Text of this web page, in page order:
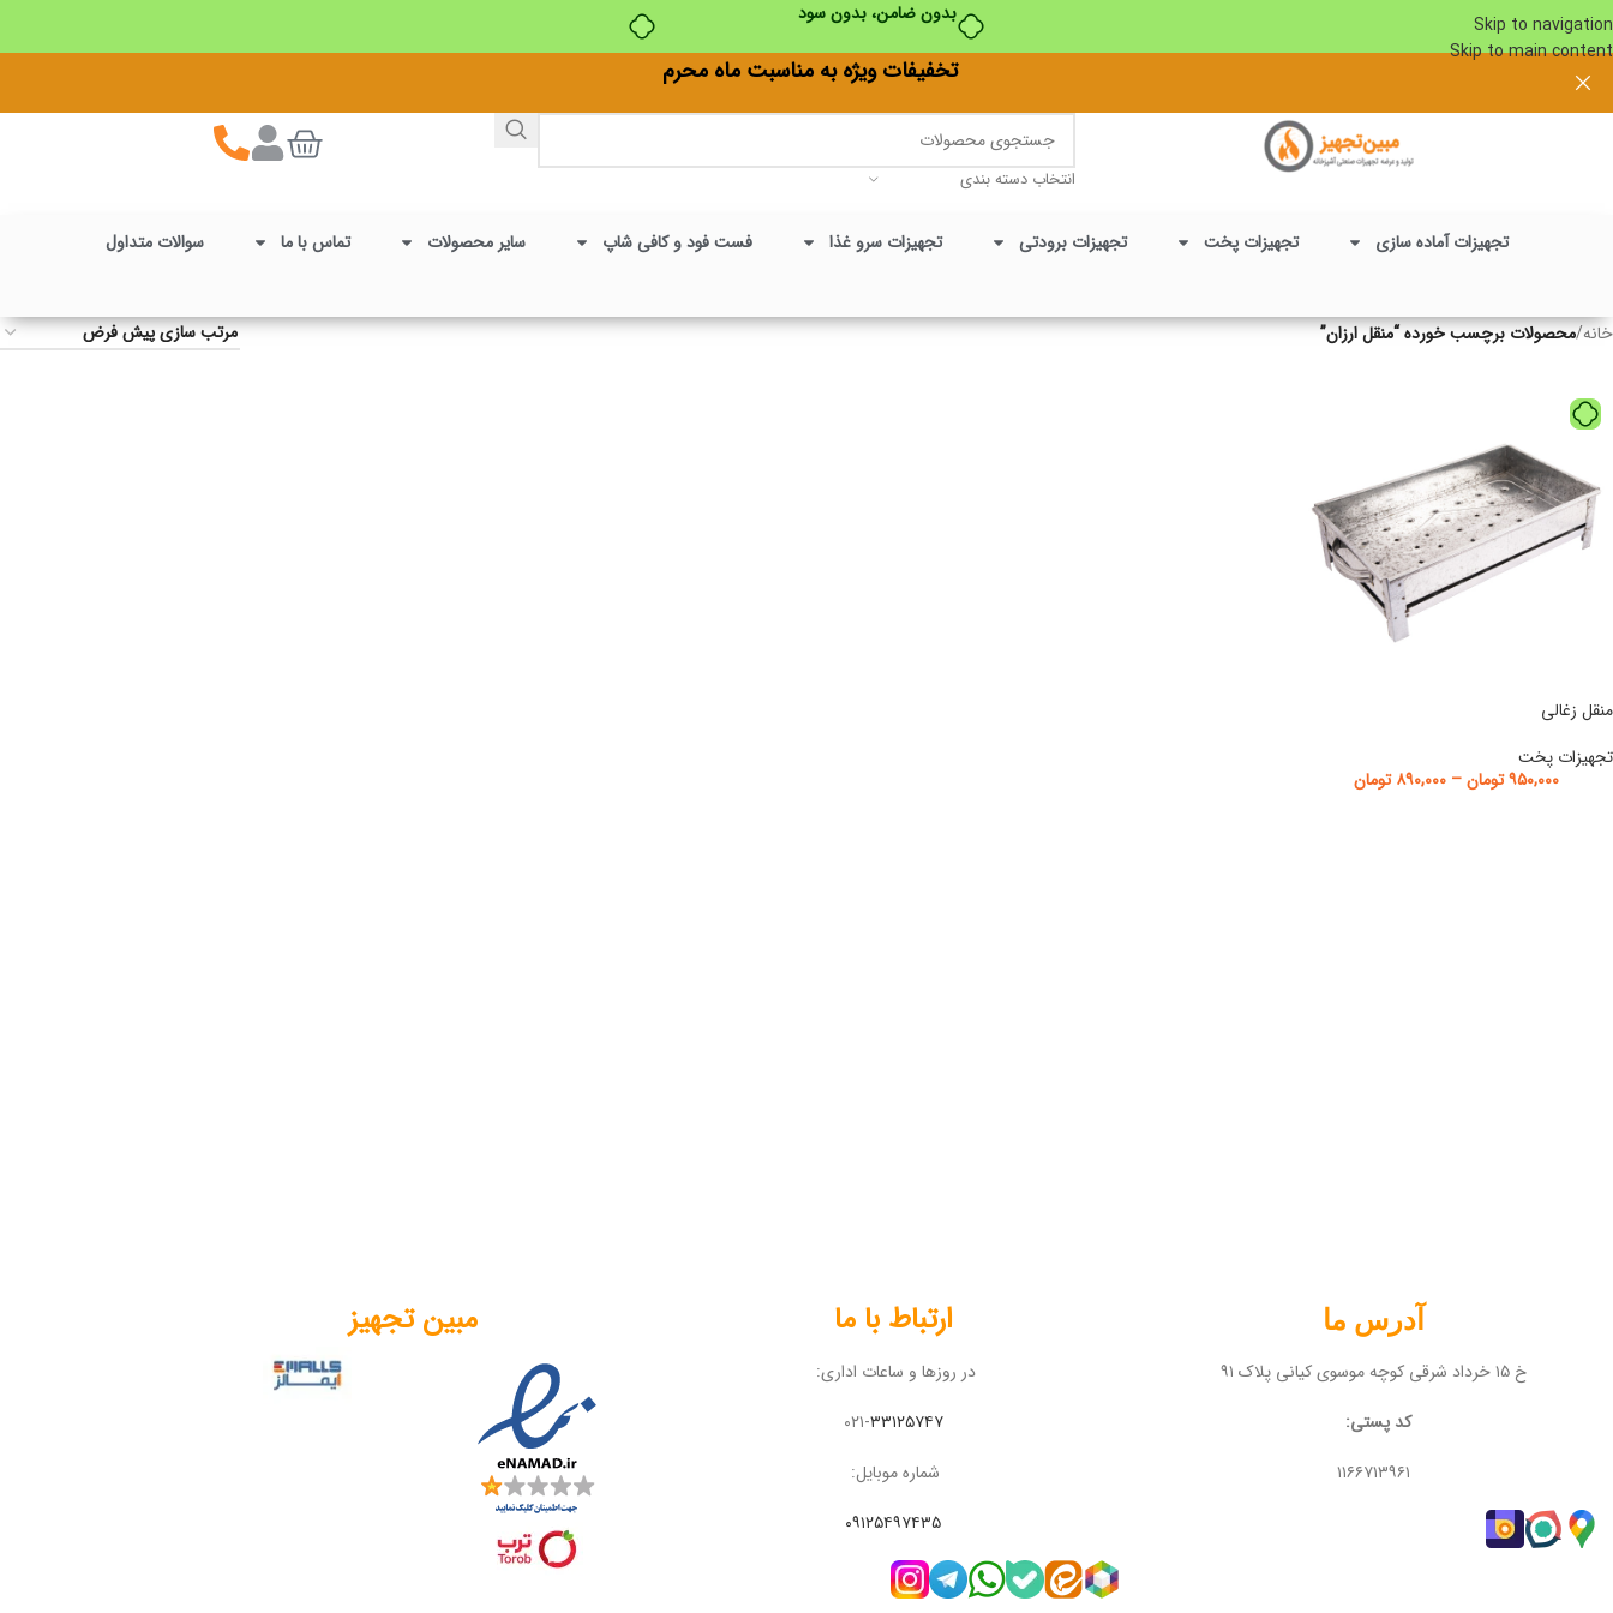
Skip to navigation
Skip to main content
تخفیفات ویژه به مناسبت ماه محرم
انتخاب دسته بندی
تجهیزات آماده سازی تجهیزات پخت تجهیزات برودتی تجهیزات سرو غذا فست فود و کافی شاپ سایر محصولات تماس با ما سوالات متداول
خانه/محصولات برچسب خورده “منقل ارزان”
منقل زغالی
تجهیزات پخت
۹۵۰,۰۰۰تومان– ۸۹۰,۰۰۰ تومان
آدرس ما
خ ۱۵ خرداد شرقی کوچه موسوی کیانی پلاک ۹۱
کد پستی:
۱۱۶۶۷۱۳۹۶۱
ارتباط با ما
در روزها و ساعات اداری:
۰۲۱-۳۳۱۲۵۷۴۷
شماره موبایل:
۰۹۱۲۵۴۹۷۴۳۵
مبین تجهیز